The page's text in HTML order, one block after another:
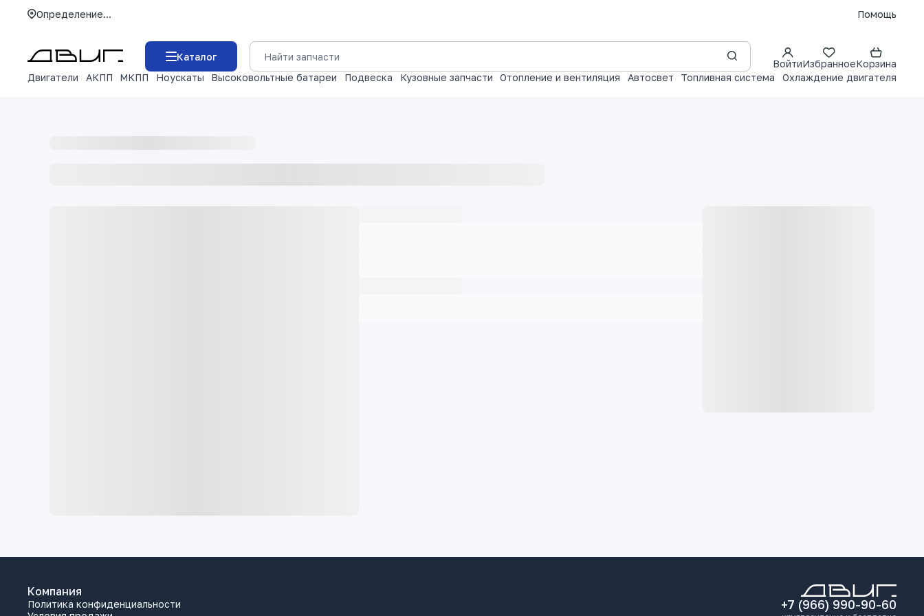
Определение... Помощь
Каталог
ВойтиИзбранноеКорзина
Двигатели
АКПП МКПП Ноускаты Высоковольтные батареи Подвеска Кузовные запчасти Отопление и вентиляция Автосвет Топливная система Охлаждение двигателя
Компания
Политика конфиденциальности
+7 (966) 990-90-60